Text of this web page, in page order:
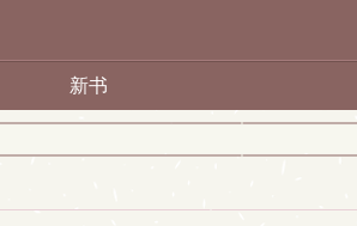
新书